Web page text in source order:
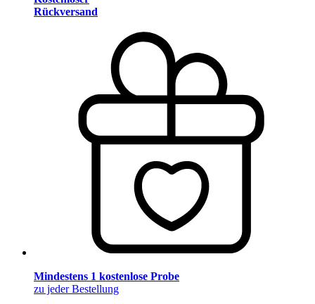
Rückversand
Mindestens 1 kostenlose Probe
zu jeder Bestellung